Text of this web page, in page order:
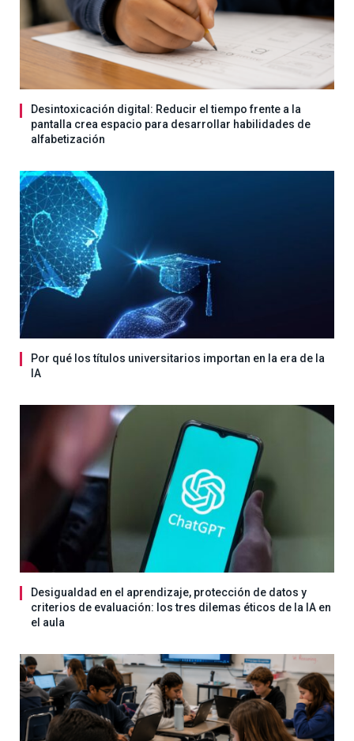
Desintoxicación digital: Reducir el tiempo frente a la
pantalla crea espacio para desarrollar habilidades de
alfabetización
Por qué los títulos universitarios importan en la era de la
IA
Desigualdad en el aprendizaje, protección de datos y
criterios de evaluación: los tres dilemas éticos de la IA en
el aula